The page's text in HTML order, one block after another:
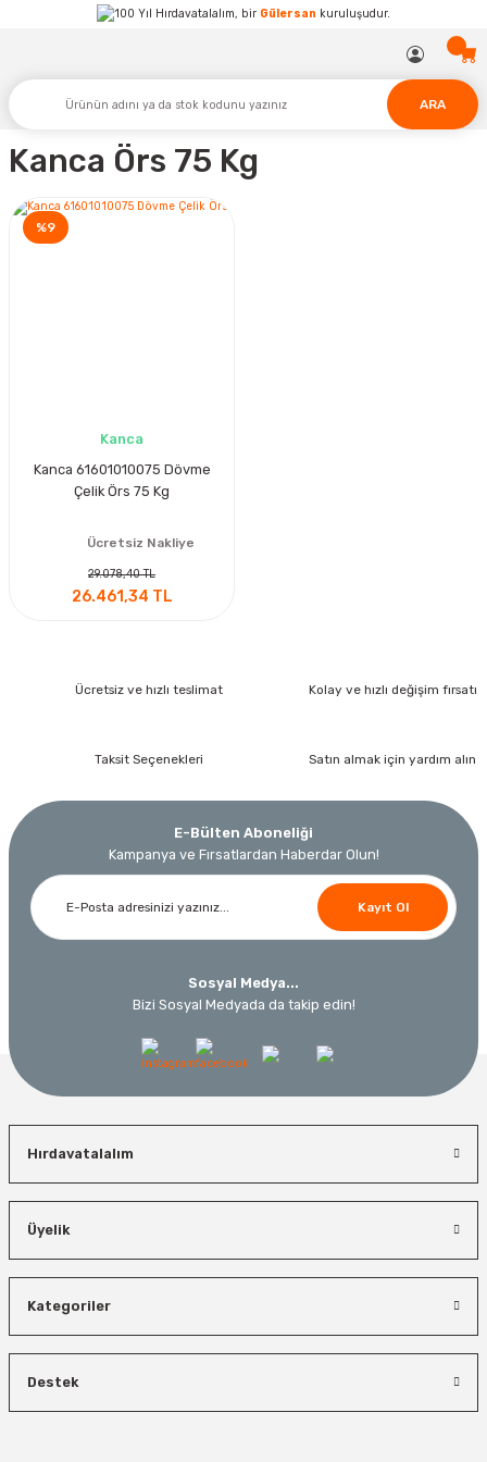
Hırdavatalalım, bir Gülersan kuruluşudur.
ARA
Kanca Örs 75 Kg
%9
Kanca
Kanca 61601010075 Dövme
Çelik Örs 75 Kg
Ücretsiz Nakliye
29.078,40 TL
26.461,34 TL
Ücretsiz ve hızlı teslimat Kolay ve hızlı değişim fırsatı
Taksit Seçenekleri Satın almak için yardım alın
E-Bülten Aboneliği
Kampanya ve Fırsatlardan Haberdar Olun!
Kayıt Ol
Sosyal Medya...
Bizi Sosyal Medyada da takip edin!
Hırdavatalalım
Üyelik
Kategoriler
Destek